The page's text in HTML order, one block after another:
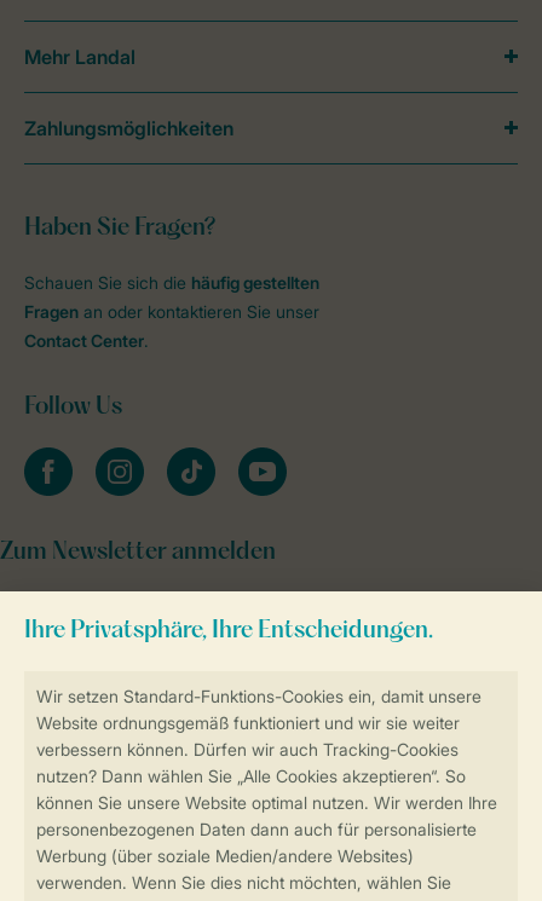
Sicher und schnell zur Online-Buchung
Sichere Datenübertragung
Sicheres Bezahlen
Haben Sie Fragen?
Schauen Sie sich die häufig gestellten
Fragen an oder kontaktieren Sie unser
Contact Center.
Follow Us
facebookinstagramtiktok youtube
Zum Newsletter anmelden
Mehr Landal
Zahlungsmöglichkeiten